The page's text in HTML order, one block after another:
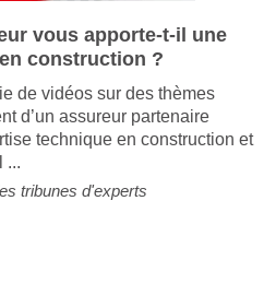
vous apporte-t-il une
construction ?
de vidéos sur des thèmes
d’un assureur partenaire
technique en construction et
...
tribunes d'experts